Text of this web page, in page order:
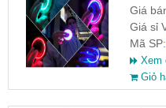
chiều
Giá
Giá sỉ
Mã SP:
Xem
Giỏ